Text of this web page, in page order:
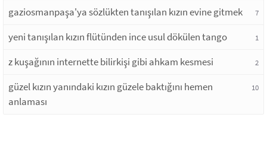
gaziosmanpaşa'ya sözlükten tanışılan kızın evine gitmek 7
yeni tanışılan kızın flütünden ince usul dökülen tango 1
z kuşağının internette bilirkişi gibi ahkam kesmesi 2
güzel kızın yanındaki kızın güzele baktığını hemen
anlaması
10